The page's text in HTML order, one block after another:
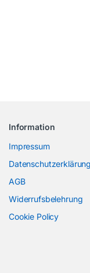
Information
Impressum
Datenschutzerklärung
AGB
Widerrufsbelehrung
Cookie Policy